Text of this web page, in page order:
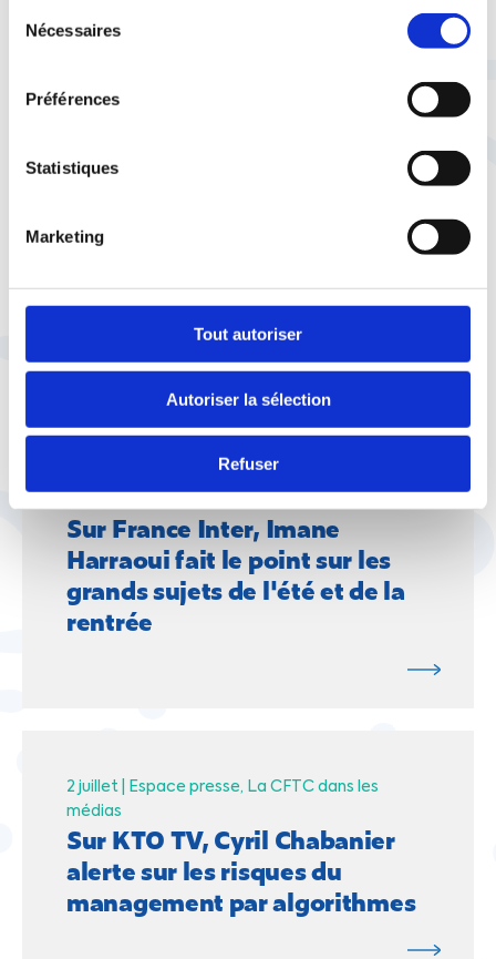
Nécessaires
Préférences
Statistiques
Marketing
Tout autoriser
Autoriser la sélection
Refuser
À lire aussi
Espace presse La CFTC dans les
Sur France Inter, Imane
Harraoui fait le point sur les
grands sujets de l'été et de la
rentrée
2 juillet | Espace presse
La CFTC dans les
médias
Sur KTO TV, Cyril Chabanier
alerte sur les risques du
management par algorithmes